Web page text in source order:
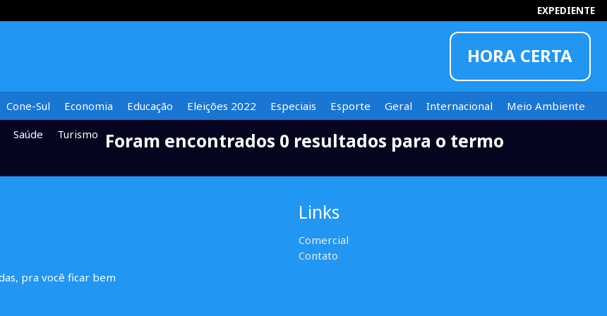
EXPEDIENTE
HORA CERTA
INFORMOU
Cone-Sul Economia Educação Eleições 2022 Especiais Esporte Geral Internacional
Meio Ambiente
Saúde Turismo
Foram encontrados 0 resultados para o termo
pra você ficar bem
Links
Comercial
Contato